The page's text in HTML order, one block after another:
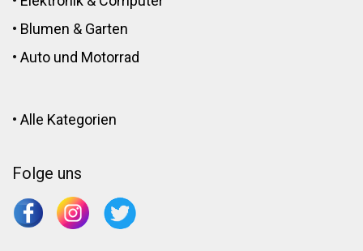
• Blumen & Garten
• Auto und Motorrad
• Alle Kategorien
Folge uns